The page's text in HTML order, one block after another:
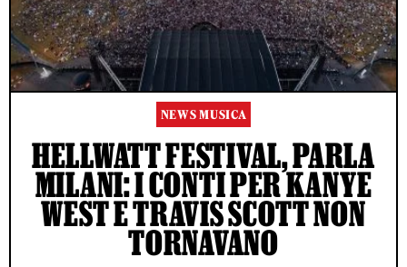
NEWS MUSICA
HELLWATT FESTIVAL, PARLA
MILANI: I CONTI PER KANYE
WEST E TRAVIS SCOTT NON
TORNAVANO